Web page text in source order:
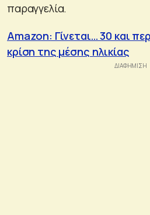
παραγγελία.
Amazon: Γίνεται… 30 και
κρίση της μέσης ηλικίας